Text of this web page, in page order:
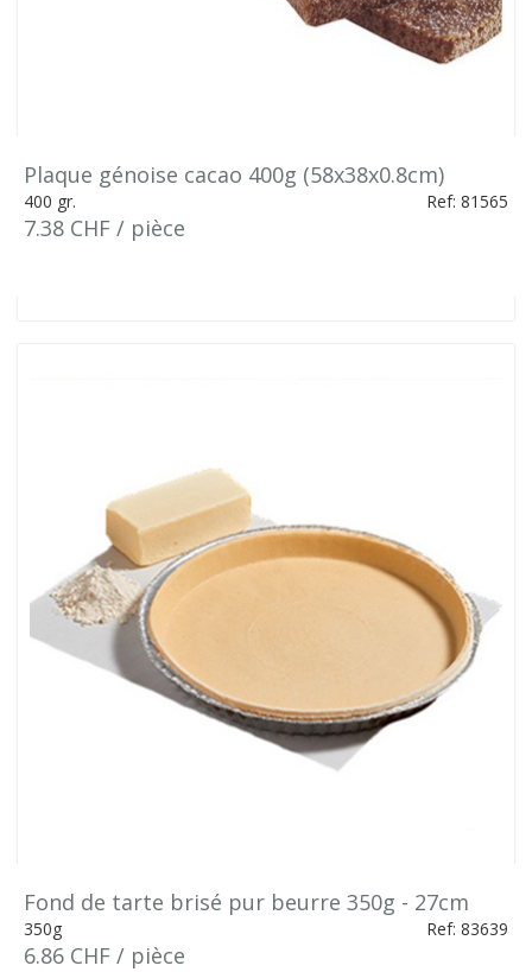
Plaque génoise cacao 400g (58x38x0.8cm)
400 gr. Ref: 81565
7.38 CHF / pièce
Fond de tarte brisé pur beurre 350g - 27cm
350g Ref: 83639
6.86 CHF / pièce